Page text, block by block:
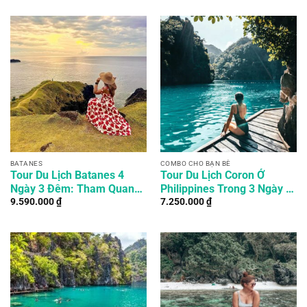
BATANES
Tour Du Lịch Batanes 4
Ngày 3 Đêm: Tham Quan
Những Địa Điểm Đẹp Nhất
9.590.000₫
COMBO CHO BẠN BÈ
Tour Du Lịch Coron Ở
Philippines Trong 3 Ngày 2
Đêm
7.250.000₫